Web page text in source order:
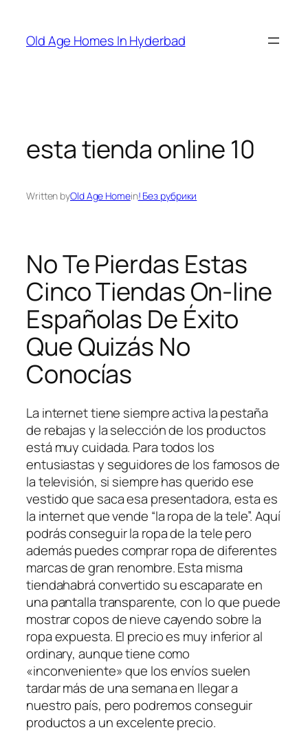
content
Old Age Homes In Hyderbad
esta tienda online 10
Written byOld Age Homein! Без рубрики
No Te Pierdas Estas
Cinco Tiendas On-line
Españolas De Éxito
Que Quizás No
Conocías
La internet tiene siempre activa la pestaña
de rebajas y la selección de los productos
está muy cuidada. Para todos los
entusiastas y seguidores de los famosos de
la televisión, si siempre has querido ese
vestido que saca esa presentadora, esta es
la internet que vende “la ropa de la tele”. Aquí
podrás conseguir la ropa de la tele pero
además puedes comprar ropa de diferentes
marcas de gran renombre. Esta misma
tiendahabrá convertido su escaparate en
una pantalla transparente, con lo que puede
mostrar copos de nieve cayendo sobre la
ropa expuesta. El precio es muy inferior al
ordinary, aunque tiene como
«inconveniente» que los envíos suelen
tardar más de una semana en llegar a
nuestro país, pero podremos conseguir
productos a un excelente precio.